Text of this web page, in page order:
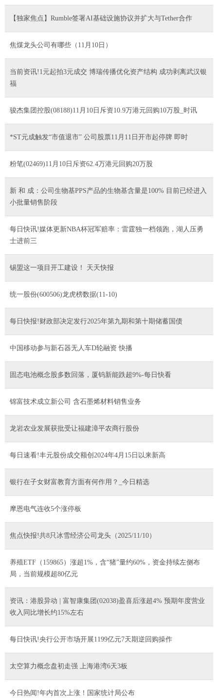
【独家焦点】Rumble签署AI基础设施协议并扩大与Tether合作
焦煤龙头公司有哪些（11月10日）
当前资讯!1元起拍3元成交 博瑞传播优化资产结构 成功剥离武汉银
福
骏杰集团控股(08188)11月10日斥资10.9万港元回购10万股_时讯
*ST元成触发“市值退市” 公司股票11月11日开市起停牌 即时
粉笔(02469)11月10日斥资62.4万港元回购20万股
新 和 成：公司生物基PPS产品的生物基含量是100% 目前已经进入
小批量销售阶段
每日快讯!媒体更新NBA杯冠军赔率：雷霆独一档领跑，湖人压勇
士进前三
锡盟这一项目开工建设！ 天天快报
统一股份(600506)龙虎榜数据(11-10)
每日快报!财政部决定发行2025年第九期和第十期储蓄国债
中国移动参与新石器无人车D轮融资 快播
固态电池概念股多数回落，厦钨新能跌超9%-每日快看
锦富技术成立新公司 含石墨烯材料销售业务
龙岩农业发展获批受让福建漳平农商行股份
每日速看!丰元股份成交额创2024年4月15日以来新高
银行在子女财富教育方面有何作用？_今日精选
摩恩电气连收5个涨停板
焦点快报!共8只冰雪经济公司龙头（2025/11/10）
养殖ETF（159865）涨超1%，含“猪”量约60%，资金持续左侧布
局，当前规模超80亿元
资讯：港股异动 | 富智康集团(02038)盈喜后涨超4% 预期年度营业
收入同比增长约15%左右
每日快讯!央行公开市场开展1199亿元7天期逆回购操作
太空算力概念盘初走强 上海港湾6天3板
今日热闻!年内首次上涨！国家统计局公布